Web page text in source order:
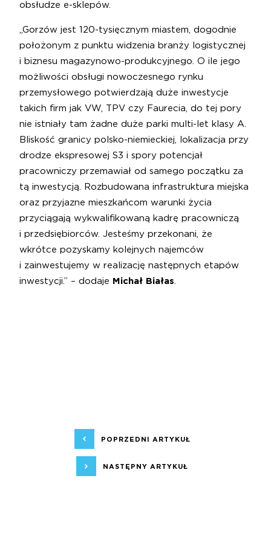
obsłudze e-sklepów.
„Gorzów jest 120-tysięcznym miastem, dogodnie
położonym z punktu widzenia branży logistycznej
i biznesu magazynowo-produkcyjnego. O ile jego
możliwości obsługi nowoczesnego rynku
przemysłowego potwierdzają duże inwestycje
takich firm jak VW, TPV czy Faurecia, do tej pory
nie istniały tam żadne duże parki multi-let klasy A.
Bliskość granicy polsko-niemieckiej, lokalizacja przy
drodze ekspresowej S3 i spory potencjał
pracowniczy przemawiał od samego początku za
tą inwestycją. Rozbudowana infrastruktura miejska
oraz przyjazne mieszkańcom warunki życia
przyciągają wykwalifikowaną kadrę pracowniczą
i przedsiębiorców. Jesteśmy przekonani, że
wkrótce pozyskamy kolejnych najemców
i zainwestujemy w realizację następnych etapów
inwestycji.” – dodaje Michał Białas.
POPRZEDNI ARTYKUŁ
NASTĘPNY ARTYKUŁ